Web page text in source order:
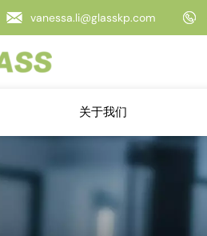
vanessa.li@glasskp.com
关于我们